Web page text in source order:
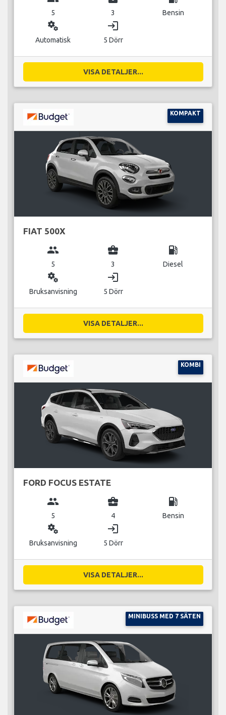
5 3 Bensin
miscellaneous_services
Automatisk
login
5 Dörr
VISA DETALJER...
KOMPAKT
FIAT 500X
group
5
business_center
3
local_gas_station
Diesel
miscellaneous_services
Bruksanvisning
login
5 Dörr
VISA DETALJER...
KOMBI
FORD FOCUS ESTATE
group
5
business_center
4
local_gas_station
Bensin
miscellaneous_services
Bruksanvisning
login
5 Dörr
VISA DETALJER...
MINIBUSS MED 7 SÄTEN